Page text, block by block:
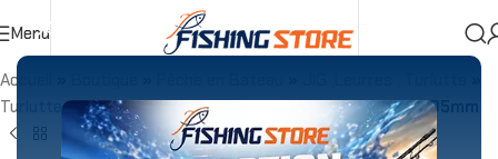
Menu
Accueil
Turlutte »TURLUTTE DTD WEAK FISH OITA 3.5 17.5gr 105mm